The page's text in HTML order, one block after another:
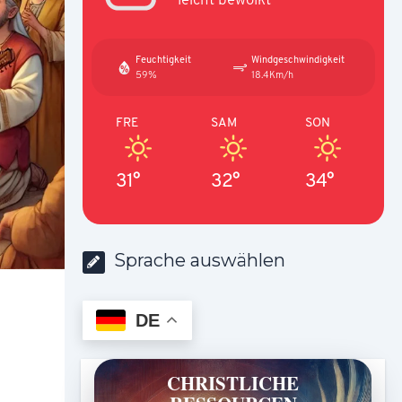
Feuchtigkeit
59%
Windgeschwindigkeit
18.4Km/h
FRE
31°
SAM
32°
SON
34°
Sprache auswählen
DE
CHRISTLICHE